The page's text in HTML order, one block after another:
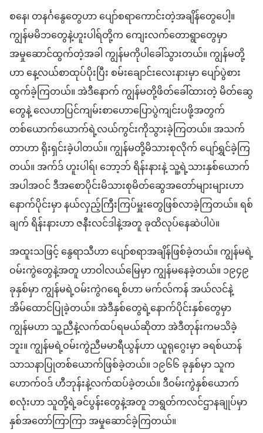
စ​နေ၊ တနင်္ဂနွေ​တွေ​ဟာ ပျော်စရာ​ကောင်း​တဲ့​အချိန်တွေ​ပေါ့။
ကျွန်မ​မိဘတွေ​နဲ့​ဟူး​ပါ​ရ်​တို့​က ကျေးလက်​တော​ရွာ​တွေ​မှာ
အမှုဆောင်ထွက်​တဲ့​အခါ ကျွန်မ​ကို​ပါ​ခေါ်​သွားတယ်။ ကျွန်မ​တို့​
ဟာ နေ့လယ်​စာ​ထုပ်ပိုး​ပြီး စမ်းချောင်းလေး​နား​မှာ ပျော်ပွဲစား​
ထွက်​ခဲ့​ကြတယ်။ အဲဒီနောက် ကျွန်မ​တို့​ဖိတ်ခေါ်​ထား​တဲ့ မိတ်ဆွေ
တွေနဲ့ လေဟာပြင်​ကျမ်းစာ​ဟောပြောပွဲ​ကျင်းပ​ဖို့​အတွက်
တစ်ယောက်ယောက်​ရဲ့​လယ်ကွင်း​ကို​သွားခဲ့​ကြတယ်။ အသက်
တာ​ဟာ ရိုးရှင်း​ခဲ့​ပါ​တယ်။ ကျွန်မ​တို့​မိသားစု​လိုက် ပျော်ရွှင်​ခဲ့​ကြ
တယ်။ အက်ဒ် ဟူး​ပါ​ရ်၊ ဘော့​ဘ် ရိန်း​နား​နဲ့ သူ့ရဲ့​သား​နှစ်ယောက်​
အပါအဝင် ဒီ​အစောပိုင်း​မိသားစု​မိတ်ဆွေ​အတော်များများဟာ
နောက်ပိုင်း​မှာ နယ်လှည့်​ကြီးကြပ်မှူး​တွေ​ဖြစ်လာ​ခဲ့​ကြတယ်။ ရစ်
ချက် ရိန်း​နား​ဟာ ဇနီး​လင်ဒါ​နဲ့​အတူ ခု​ထိ​လုပ်​နေဆဲ​ပါ​ပဲ။
အထူးသဖြင့် နွေ​ရာသီဟာ ပျော်စရာ​အချိန်​ဖြစ်​ခဲ့တယ်။ ကျွန်မ​ရဲ့​
ဝမ်းကွဲ​တွေ​နဲ့​အတူ ဟာ​ဝါ​လယ်​မြေမှာ ကျွန်မ​နေခဲ့တယ်။ ၁၉၄၉
ခုနှစ်​မှာ ကျွန်မ​ရဲ့​ဝမ်းကွဲ​ဂရေ့စ်​ဟာ မက်​လ်​ကန် အယ်လင်​နဲ့​
အိမ်ထောင်ပြု​ခဲ့တယ်။ အဲဒီ​နှစ်တွေ​ရဲ့​နောက်ပိုင်း​နှစ်တွေ​မှာ
ကျွန်မ​ဟာ သူ့​ညီ​နဲ့​လက်ထပ်​ရမယ်ဆိုတာ အဲဒီတုန်းက​မသိခဲ့
ဘူး။ ကျွန်မ​ရဲ့​ဝမ်းကွဲ​ညီမ​မာရီယွန်​ဟာ ယူ​ရု​ဂွေး​မှာ ခရစ်ယာန်​
သာသနာပြု​တစ်ယောက်​ဖြစ်​ခဲ့တယ်။ ၁၉၆၆ ခုနှစ်​မှာ သူက
ဟောက်​ဝ​ဒ် ဟီ​ဘုန်း​နဲ့​လက်ထပ်ခဲ့​တယ်။ ဒီ​ဝမ်းကွဲ​နှစ်ယောက်
စလုံး​ဟာ သူတို့ရဲ့​ခင်ပွန်း​တွေ​နဲ့​အတူ ဘ​ရွတ်​က​လင်​ဌာနချုပ်​မှာ
နှစ်​အတော်ကြာကြာ အမှုဆောင်ခဲ့ကြတယ်။